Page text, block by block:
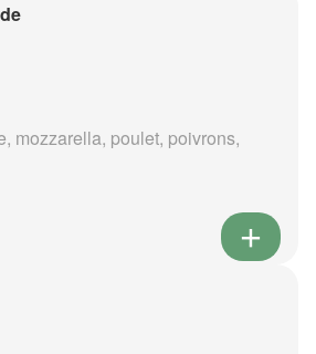
mozzarella, poulet, poivrons,